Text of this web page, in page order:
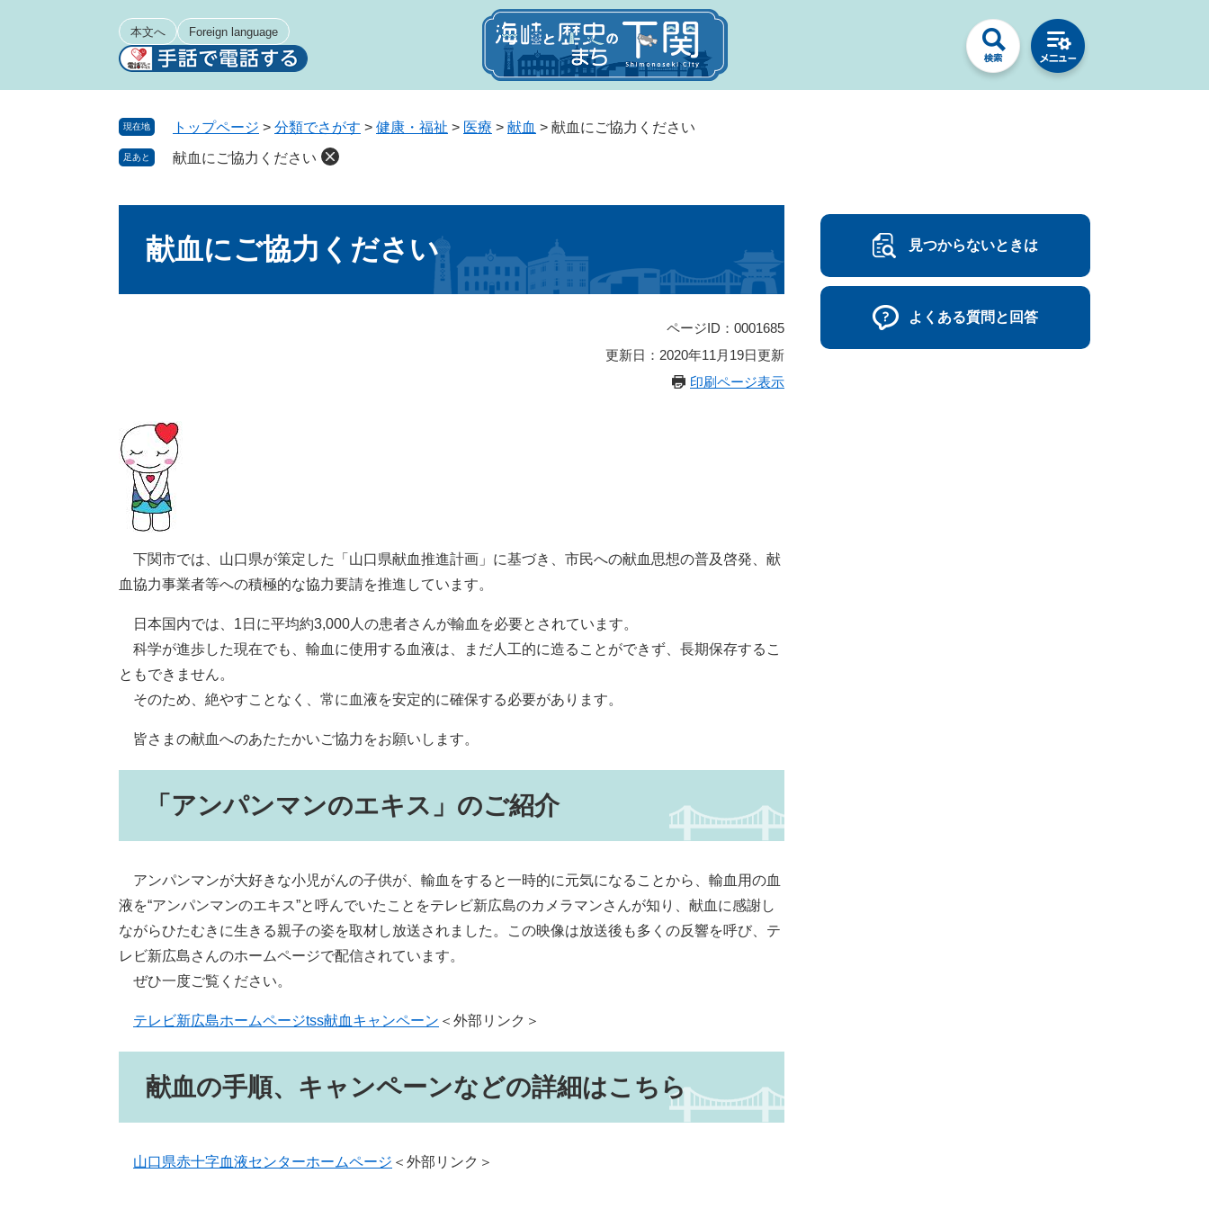
本文へ Foreign language
現在地 トップページ > 分類でさがす > 健康・福祉 > 医療 > 献血 > 献血にご協力ください
足あと 献血にご協力ください
献血にご協力ください
ページID：0001685
更新日：2020年11月19日更新
印刷ページ表示
下関市では、山口県が策定した「山口県献血推進計画」に基づき、市民への献血思想の普及啓発、献
血協力事業者等への積極的な協力要請を推進しています。
日本国内では、1日に平均約3,000人の患者さんが輸血を必要とされています。
科学が進歩した現在でも、輸血に使用する血液は、まだ人工的に造ることができず、長期保存するこ
ともできません。
そのため、絶やすことなく、常に血液を安定的に確保する必要があります。
皆さまの献血へのあたたかいご協力をお願いします。
「アンパンマンのエキス」のご紹介
アンパンマンが大好きな小児がんの子供が、輸血をすると一時的に元気になることから、輸血用の血
液を“アンパンマンのエキス”と呼んでいたことをテレビ新広島のカメラマンさんが知り、献血に感謝し
ながらひたむきに生きる親子の姿を取材し放送されました。この映像は放送後も多くの反響を呼び、テ
レビ新広島さんのホームページで配信されています。
ぜひ一度ご覧ください。
テレビ新広島ホームページtss献血キャンペーン ＜外部リンク＞
献血の手順、キャンペーンなどの詳細はこちら
山口県赤十字血液センターホームページ ＜外部リンク＞
見つからないときは
よくある質問と回答